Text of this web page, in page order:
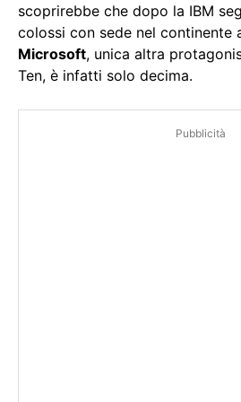
scoprirebbe che dopo la IBM
colossi con sede nel continente
Microsoft, unica altra
Ten, è infatti solo decima.
Pubblicità